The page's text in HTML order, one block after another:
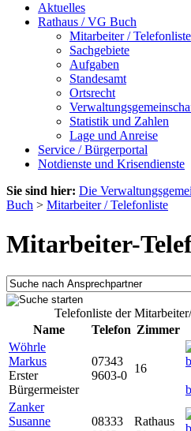
Aktuelles
Rathaus / VG Buch
Mitarbeiter / Telefonliste
Sachgebiete
Aufgaben
Standesamt
Ortsrecht
Statistik und Zahlen
Lage und Anreise
Service / Bürgerportal
Notdienste und Krisendienste
Sie sind hier: Die
Buch > Mitarbeiter / Telefonliste
Mitarbeiter-
Telefonliste der
Name
Telefon Zimmer
Wöhrle
Markus
Erster
Bürgermeister
07343
9603-0
16
Zanker
Susanne
08333
Rathaus